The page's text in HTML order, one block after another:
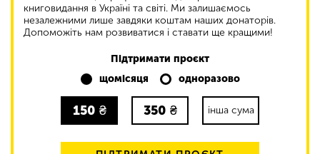
книговидання в Україні та світі. Ми залишаємось
незалежними лише завдяки коштам наших донаторів.
Допоможіть нам розвиватися і ставати ще кращими!
Підтримати проєкт
щомісяця
одноразово
150 ₴ 350 ₴ інша сума